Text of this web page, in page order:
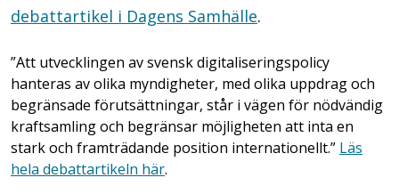
debattartikel i Dagens Samhälle.
”Att utvecklingen av svensk digitaliseringspolicy
hanteras av olika myndigheter, med olika uppdrag och
begränsade förutsättningar, står i vägen för nödvändig
kraftsamling och begränsar möjligheten att inta en
stark och framträdande position internationellt.” Läs
hela debattartikeln här.